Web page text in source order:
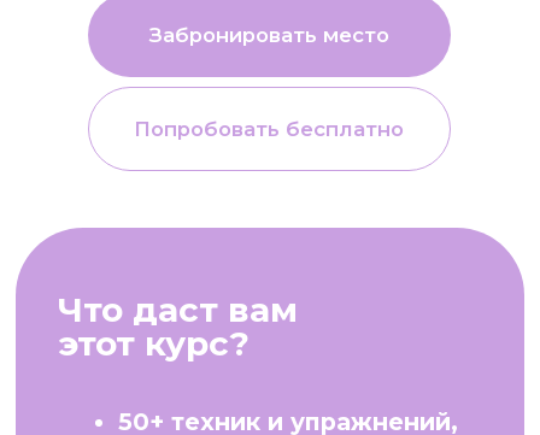
По окончании курса вы
получаете сертификат от
"Международной школы арт-
терапии":
Тариф Профессионал
сертификат на 32 ак.ч., при условии
Сертификат
установленного
образца,
вступить в Российскую
арт-терапевтическую
ассоциацию